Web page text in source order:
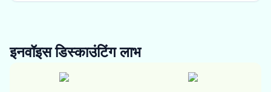
इनवॉइस डिस्काउंटिंगलाभ